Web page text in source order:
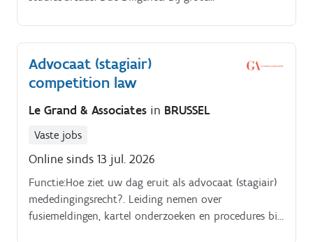
en stedenbouwkundige audits uit.
Advocaat (stagiair)
competition law
Le Grand & Associates in BRUSSEL
Vaste jobs
Online sinds 13 jul. 2026
Functie:Hoe ziet uw dag eruit als advocaat (stagiair)
mededingingsrecht?. Leiding nemen over
fusiemeldingen, kartel onderzoeken en procedures bij